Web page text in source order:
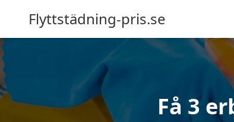
Flyttstädning-pris.se
Få 3